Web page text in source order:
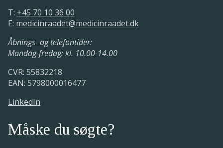
T: +45 70 10 36 00
E: medicinraadet@medicinraadet.dk
Åbnings- og telefontider:
Mandag-fredag: kl. 10.00-14.00
CVR: 55832218
EAN: 5798000016477
LinkedIn
Måske du søgte?